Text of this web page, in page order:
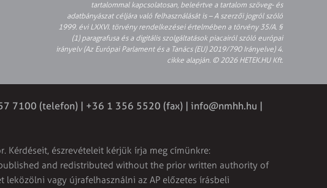
tartalommal kapcsolatosan, beleértve a tartalom szöveg- és
adatbányászat céljára való felhasználását is – A szerzői jogról szóló
1999. évi LXXVI. törvény rendelkezései értelmében a törvény 35/A. §
(1) paragrafusa és a digitális szolgáltatások piacairól szóló európai
irányelv (Az Európai Parlament és a Tanács (EU) 2019/790 Irányelve) 4.
cikke alapján. © 2026 HETEK.HU Kft.
7100 (telefon) | +36 1 356 5520 (fax) | info@nmhh.hu |
Kérdéseit, észrevételeit kérjük írja meg címünkre:
and redistributed without the prior written authority of
leközölni vagy újrafelhasználni az AP előzetes írásbeli